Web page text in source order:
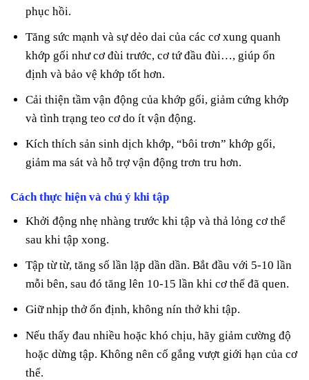
phục hồi.
Tăng sức mạnh và sự dẻo dai của các cơ xung quanh
khớp gối như cơ đùi trước, cơ tứ đầu đùi…, giúp ổn
định và bảo vệ khớp tốt hơn.
Cải thiện tầm vận động của khớp gối, giảm cứng khớp
và tình trạng teo cơ do ít vận động.
Kích thích sản sinh dịch khớp, “bôi trơn” khớp gối,
giảm ma sát và hỗ trợ vận động trơn tru hơn.
Cách thực hiện và chú ý khi tập
Khởi động nhẹ nhàng trước khi tập và thả lỏng cơ thể
sau khi tập xong.
Tập từ từ, tăng số lần lặp dần dần. Bắt đầu với 5-10 lần
mỗi bên, sau đó tăng lên 10-15 lần khi cơ thể đã quen.
Giữ nhịp thở ổn định, không nín thở khi tập.
Nếu thấy đau nhiều hoặc khó chịu, hãy giảm cường độ
hoặc dừng tập. Không nên cố gắng vượt giới hạn của cơ
thể.